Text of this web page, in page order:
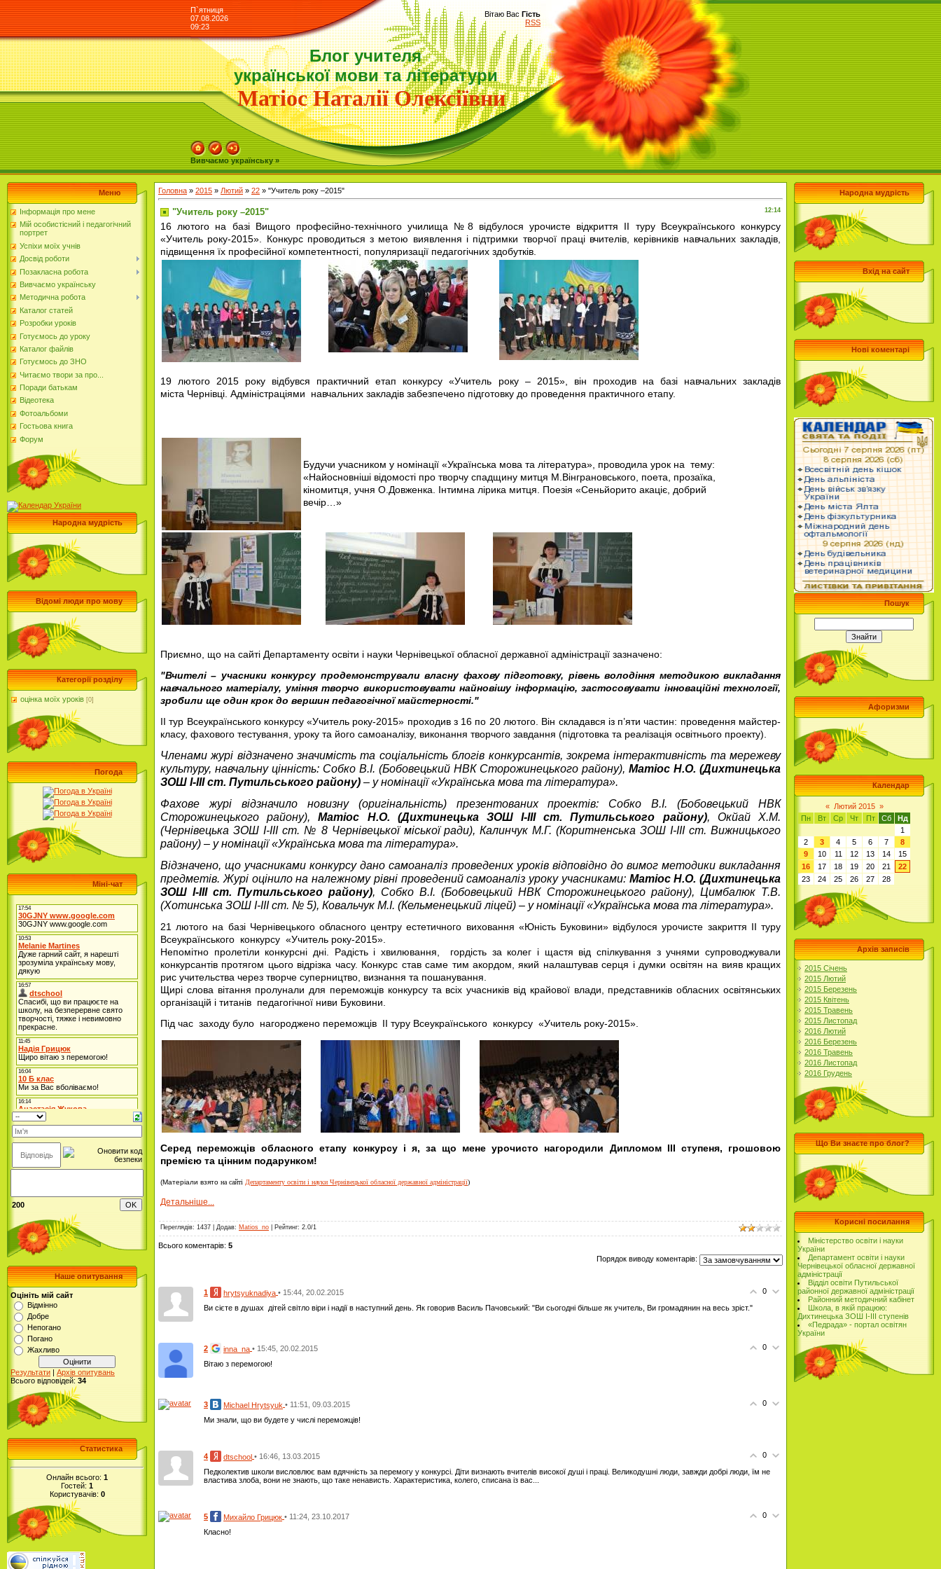
П`ятниця
07.08.2026
09:23
Вітаю Вас Гість
RSS
Блог учителя
української мови та літератури
Матіос Наталії Олексіївни
Вивчаємо українську »
Меню
Інформація про мене
Мій особистісний і педагогічний
портрет
Успіхи моїх учнів
Досвід роботи
Позакласна робота
Вивчаємо українську
Методична робота
Каталог статей
Розробки уроків
Готуємось до уроку
Каталог файлів
Готуємось до ЗНО
Читаємо твори за про...
Поради батькам
Відеотека
Фотоальбоми
Гостьова книга
Форум
Народна мудрість
Відомі люди про мову
Категорії розділу
оцінка моїх уроків [0]
Погода
Міні-чат
200
Наше опитування
Оцініть мій сайт
Відмінно
Добре
Непогано
Погано
Жахливо
Результати | Архів опитувань
Всього відповідей: 34
Статистика
Онлайн всього: 1
Гостей: 1
Користувачів: 0
Головна » 2015 » Лютий » 22 » "Учитель року –2015"
12:14
"Учитель року –2015"
16 лютого на базі Вищого професійно-технічного училища №8 відбулося урочисте відкриття II туру Всеукраїнського конкурсу
«Учитель року-2015». Конкурс проводиться з метою виявлення і підтримки творчої праці вчителів, керівників навчальних закладів,
підвищення їх професійної компетентності, популяризації педагогічних здобутків.
19 лютого 2015 року відбувся практичний етап конкурсу «Учитель року – 2015», він проходив на базі навчальних закладів
міста Чернівці. Адміністраціями навчальних закладів забезпечено підготовку до проведення практичного етапу.
Будучи учасником у номінації «Українська мова та література», проводила урок на тему:
«Найосновніші відомості про творчу спадщину митця М.Вінграновського, поета, прозаїка,
кіномитця, учня О.Довженка. Інтимна лірика митця. Поезія «Сеньйорито акаціє, добрий
вечір…»
Приємно, що на сайті Департаменту освіти і науки Чернівецької обласної державної адміністрації зазначено:
"Вчителі – учасники конкурсу продемонстрували власну фахову підготовку, рівень володіння методикою викладання
навчального матеріалу, уміння творчо використовувати найновішу інформацію, застосовувати інноваційні технології,
зробили ще один крок до вершин педагогічної майстерності."
II тур Всеукраїнського конкурсу «Учитель року-2015» проходив з 16 по 20 лютого. Він складався із п’яти частин: проведення майстер-
класу, фахового тестування, уроку та його самоаналізу, виконання творчого завдання (підготовка та реалізація освітнього проекту).
Членами журі відзначено значимість та соціальність блогів конкурсантів, зокрема інтерактивність та мережеву
культуру, навчальну цінність: Собко В.І. (Бобовецький НВК Сторожинецького району), Матіос Н.О. (Дихтинецька
ЗОШ І-ІІІ ст. Путильського району) – у номінації «Українська мова та література».
Фахове журі відзначило новизну (оригінальність) презентованих проектів: Собко В.І. (Бобовецький НВК
Сторожинецького району),Матіос Н.О. (Дихтинецька ЗОШ І-ІІІ ст. Путильського району), Окйай Х.М.
(Чернівецька ЗОШ І-ІІІ ст. № 8 Чернівецької міської ради), Калинчук М.Г. (Коритненська ЗОШ І-ІІІ ст. Вижницького
району) – у номінації «Українська мова та література».
Відзначено, що учасниками конкурсу дано самоаналіз проведених уроків відповідно до вимог методики викладання
предметів. Журі оцінило на належному рівні проведений самоаналіз уроку учасниками: Матіос Н.О. (Дихтинецька
ЗОШ І-ІІІ ст. Путильського району), Собко В.І. (Бобовецький НВК Сторожинецького району), Цимбалюк Т.В.
(Хотинська ЗОШ І-ІІІ ст. № 5), Ковальчук М.І. (Кельменецький ліцей) – у номінації «Українська мова та література».
21 лютого на базі Чернівецького обласного центру естетичного виховання «Юність Буковини» відбулося урочисте закриття ІІ туру
Всеукраїнського конкурсу «Учитель року-2015».
Непомітно пролетіли конкурсні дні. Радість і хвилювання, гордість за колег і щастя від спілкування з учнями супроводжували
конкурсантів протягом цього відрізка часу. Конкурс став саме тим акордом, який налаштував серця і думки освітян на вияв кращих
рис учительства через творче суперництво, визнання та пошанування.
Щирі слова вітання пролунали для переможців конкурсу та всіх учасників від крайової влади, представників обласних освітянських
організацій і титанів педагогічної ниви Буковини.
Під час заходу було нагороджено переможців ІІ туру Всеукраїнського конкурсу «Учитель року-2015»
Серед переможців обласного етапу конкурсу і я, за що мене урочисто нагородили Дипломом ІІІ ступеня, грошовою
премією та цінним подарунком!
(Матеріали взято на сайті Департаменту освіти і науки Чернівецької обласної державної адміністрації)
Детальніше...
Переглядів: 1437 Додав: Matios_no Рейтинг: 2.0/1
Всього коментарів: 5
Порядок виводу коментарів:
0
1 hrytsyuknadiya • 15:44, 20.02.2015
Ви сієте в душах дітей світло віри і надії в наступний день. Як говорив Василь Пачовський: "Ви сьогодні більше як учитель, Ви громадянин на весь зріст."
0
2 inna_na • 15:45, 20.02.2015
Вітаю з перемогою!
0
3 Michael Hrytsyuk • 11:51, 09.03.2015
Ми знали, що ви будете у числі переможців!
0
4 dtschool • 16:46, 13.03.2015
Педколектив школи висловлює вам вдячність за перемогу у конкурсі. Діти визнають вчителів високої душі і праці. Великодушні люди, завжди добрі люди, їм не
властива злоба, вони не знають, що таке ненависть. Характеристика, колего, списана із вас...
0
5 Михайло Грицюк • 11:24, 23.10.2017
Класно!
Народна мудрість
Вхід на сайт
Нові коментарі
Пошук
Афоризми
Календар
« Лютий 2015 »
Пн
Вт Ср Чт Пт Сб
Нд
1
2
3 4 5 6 7
8
9
10 11 12 13 14
15
16
17 18 19 20 21
22
23
24 25 26 27 28
Архів записів
2015 Січень
2015 Лютий
2015 Березень
2015 Квітень
2015 Травень
2015 Листопад
2016 Лютий
2016 Березень
2016 Травень
2016 Листопад
2016 Грудень
Що Ви знаєте про блог?
Корисні посилання
Міністерство освіти і науки
України
Департамент освіти і науки
Чернівецької обласної державної
адміністрації
Відділ освіти Путильської
районної державної адміністрації
Районний методичний кабінет
Школа, в якій працюю:
Дихтинецька ЗОШ І-ІІІ ступенів
«Педрада» - портал освітян
України